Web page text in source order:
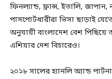
ফিনল্যান্ড, ফ্রান্স, ইতালি,
পাসপোর্টধারীরা ভিসা ছাড়াই
অনুযায়ী বাংলাদেশ বেশ পিছিয়ে
এশিয়ার দেশ বিচারেও।
২০১৮ সালের হ্যানলি অ্যান্ড